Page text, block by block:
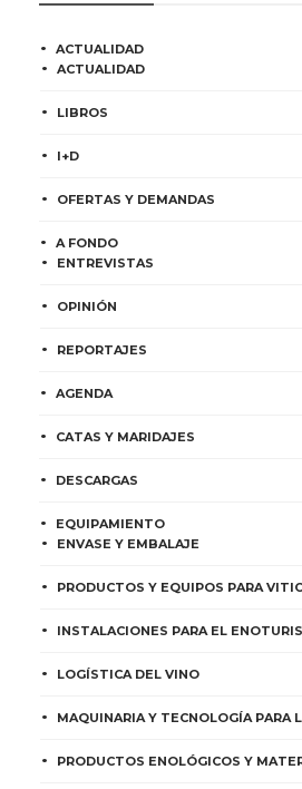
ACTUALIDAD
ACTUALIDAD
LIBROS
I+D
OFERTAS Y DEMANDAS
A FONDO
ENTREVISTAS
OPINIÓN
REPORTAJES
AGENDA
CATAS Y MARIDAJES
DESCARGAS
EQUIPAMIENTO
ENVASE Y EMBALAJE
PRODUCTOS Y EQUIPOS PARA
INSTALACIONES PARA EL
LOGÍSTICA DEL VINO
MAQUINARIA Y TECNOLOGÍA PARA
PRODUCTOS ENOLÓGICOS Y